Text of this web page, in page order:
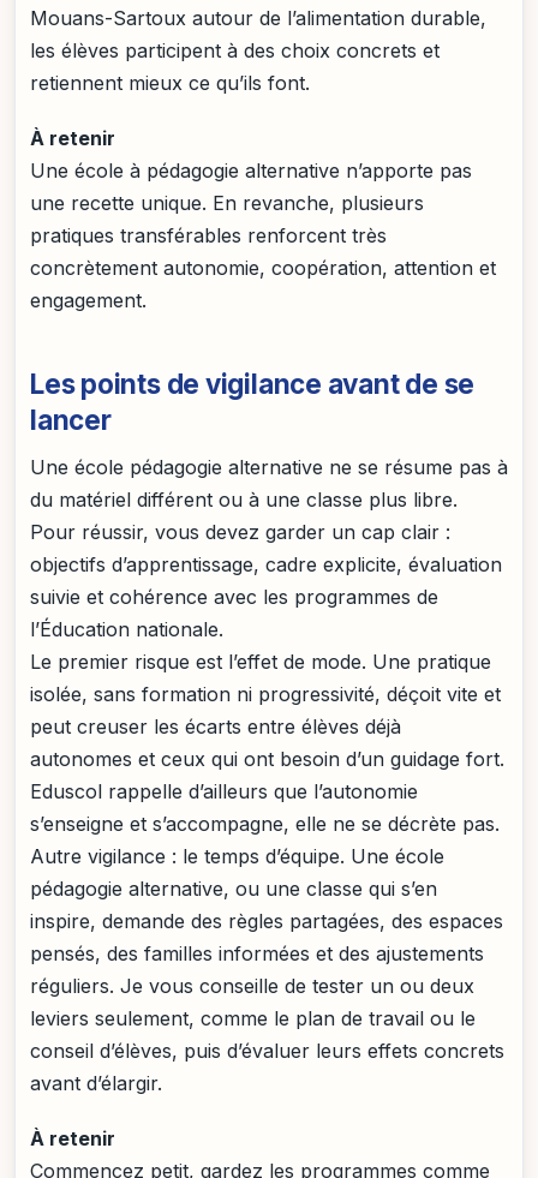
Mouans-Sartoux autour de l’alimentation durable,
les élèves participent à des choix concrets et
retiennent mieux ce qu’ils font.
À retenir
Une école à pédagogie alternative n’apporte pas
une recette unique. En revanche, plusieurs
pratiques transférables renforcent très
concrètement autonomie, coopération, attention et
engagement.
Les points de vigilance avant de se
lancer
Une école pédagogie alternative ne se résume pas à
du matériel différent ou à une classe plus libre.
Pour réussir, vous devez garder un cap clair :
objectifs d’apprentissage, cadre explicite, évaluation
suivie et cohérence avec les programmes de
l’Éducation nationale.
Le premier risque est l’effet de mode. Une pratique
isolée, sans formation ni progressivité, déçoit vite et
peut creuser les écarts entre élèves déjà
autonomes et ceux qui ont besoin d’un guidage fort.
Eduscol rappelle d’ailleurs que l’autonomie
s’enseigne et s’accompagne, elle ne se décrète pas.
Autre vigilance : le temps d’équipe. Une école
pédagogie alternative, ou une classe qui s’en
inspire, demande des règles partagées, des espaces
pensés, des familles informées et des ajustements
réguliers. Je vous conseille de tester un ou deux
leviers seulement, comme le plan de travail ou le
conseil d’élèves, puis d’évaluer leurs effets concrets
avant d’élargir.
À retenir
Commencez petit, gardez les programmes comme